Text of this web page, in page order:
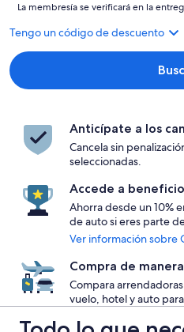
La membresía se verificará en la
Tengo un código de descuento
Anticípate a los
Cancela sin
seleccionadas.
Accede a
Ahorra desde un 10%
de auto si eres parte
Ver información sobre
Compra de
Compara
vuelo, hotel y auto